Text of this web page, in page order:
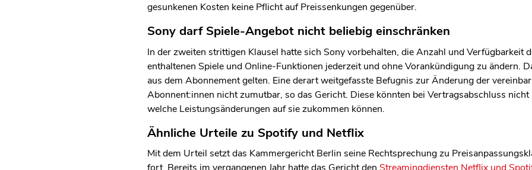
gesunkenen Kosten keine Pflicht auf Preissenkungen gegenüber.
Sony darf Spiele-Angebot nicht beliebig einschränken
In der zweiten strittigen Klausel hatte sich Sony vorbehalten, die Anzahl und Verfügbarkeit
enthaltenen Spiele und Online-Funktionen jederzeit und ohne Vorankündigung zu ändern.
aus dem Abonnement gelten. Eine derart weitgefasste Befugnis zur Änderung der
Abonnent:innen nicht zumutbar, so das Gericht. Diese könnten bei Vertragsabschluss nicht
welche Leistungsänderungen auf sie zukommen können.
Ähnliche Urteile zu Spotify und Netflix
Mit dem Urteil setzt das Kammergericht Berlin seine Rechtsprechung zu